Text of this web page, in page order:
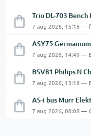
Trio DL-703
7 aug 2026, 15:18 —
ASY75
7 aug 2026, 14:49 —
BSV81 Philips N
7 aug 2026, 13:18 —
7 aug 2026, 08:08 —